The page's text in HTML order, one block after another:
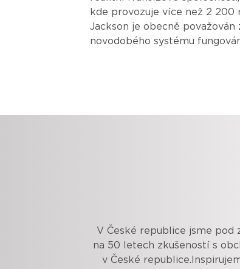
kde provozuje více než 2 200
Jackson je obecně
novodobého systému
V České republice jsme pod
na 50 letech zkušeností s
v České